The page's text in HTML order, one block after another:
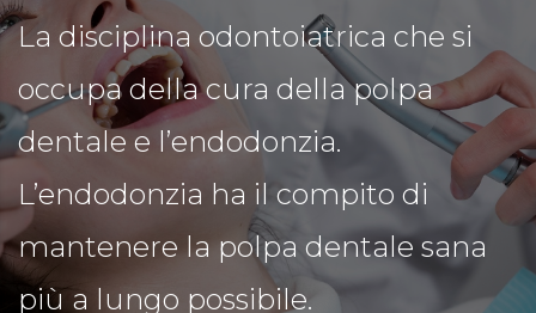
La disciplina odontoiatrica che si
occupa della cura della polpa
dentale e l’endodonzia.
L’endodonzia ha il compito di
mantenere la polpa dentale sana
più a lungo possibile.